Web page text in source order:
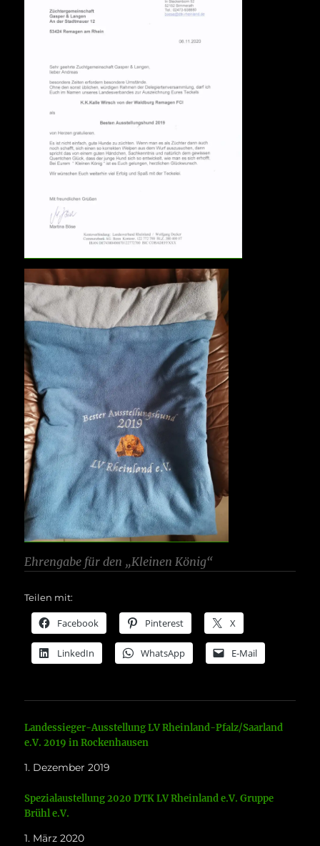
Ehrengabe für den „Kleinen König“
Teilen mit:
Facebook Pinterest X
LinkedIn WhatsApp E-Mail
Landessieger-Ausstellung LV Rheinland-Pfalz/Saarland
e.V. 2019 in Rockenhausen
1. Dezember 2019
Spezialaustellung 2020 DTK LV Rheinland e.V. Gruppe
Brühl e.V.
1. März 2020